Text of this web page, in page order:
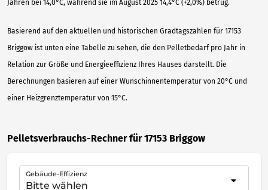
Jahren bei 14,0°C, während sie im August 2025 14,4°C (+2,0%) betrug.
Basierend auf den aktuellen und historischen Gradtagszahlen für 17153
Briggow ist unten eine Tabelle zu sehen, die den Pelletbedarf pro Jahr in
Relation zur Größe und Energieeffizienz Ihres Hauses darstellt. Die
Berechnungen basieren auf einer Wunschinnentemperatur von 20°C und
einer Heizgrenztemperatur von 15°C.
Pelletsverbrauchs-Rechner für 17153 Briggow
Gebäude-Effizienz